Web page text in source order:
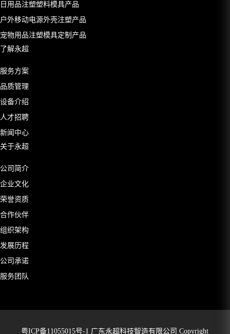
日用品注塑塑料模具产品
户外移动电源外壳注塑产品
宠物用品注塑模具定制产品
了解永超
服务方案
品质管理
设备介绍
人才招聘
新闻中心
关于永超
公司简介
企业文化
荣誉资质
合作伙伴
组织架构
发展历程
公司承诺
服务团队
粤ICP备11055015号-1 广东永超科技智造有限公司 Copyright